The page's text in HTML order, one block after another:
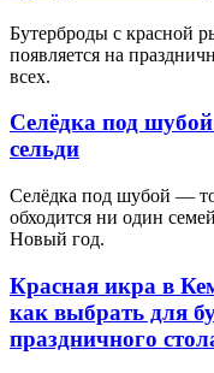
Бутерброды с красной
появляется на
всех.
Селёдка под
сельди
Селёдка под шубой —
обходится ни один
Новый год.
Красная икра в
как выбрать для
праздничного